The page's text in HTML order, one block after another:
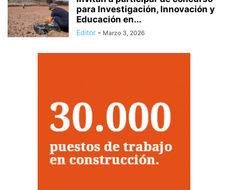
para Investigación, Innovación y
Educación en...
Editor - Marzo 3, 2026